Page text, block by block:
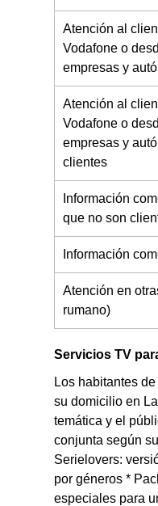
Atención al
Vodafone o
empresas y
Atención al
Vodafone o
empresas y
clientes
Información
que no son
Información
Atención en
rumano)
Servicios TV
Los habitantes
su domicilio en
temática y el
conjunta según
Serielovers:
por géneros *
especiales para